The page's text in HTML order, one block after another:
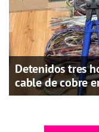
Detenidos tres
cable de cobre